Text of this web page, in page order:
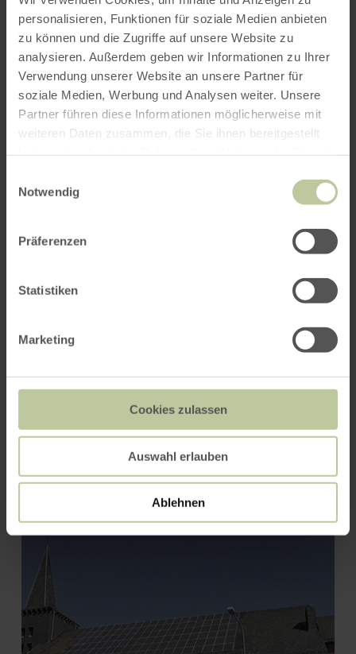
personalisieren, Funktionen für soziale Medien anbieten
zu können und die Zugriffe auf unsere Website zu
analysieren. Außerdem geben wir Informationen zu Ihrer
Verwendung unserer Website an unsere Partner für
soziale Medien, Werbung und Analysen weiter. Unsere
Partner führen diese Informationen möglicherweise mit
weiteren Daten zusammen, die Sie ihnen bereitgestellt
Notwendig
Präferenzen
Statistiken
Marketing
Cookies zulassen
Auswahl erlauben
Ablehnen
ROUTE PLANEN
Das könnte Sie auch
interessieren
Bördeblick "Mechernich-